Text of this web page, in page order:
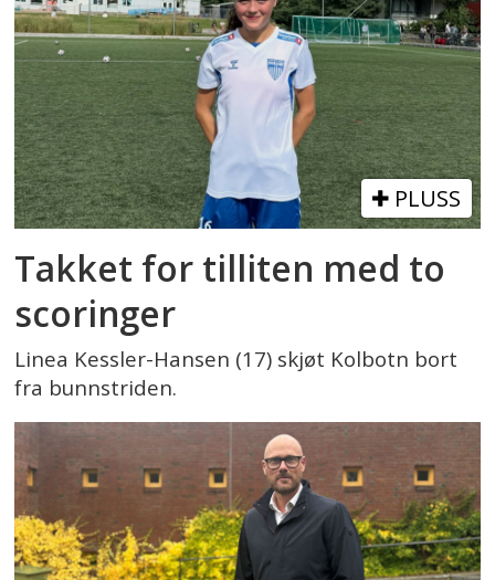
PLUSS
Takket for tilliten med to
scoringer
Linea Kessler-Hansen (17) skjøt Kolbotn bort
fra bunnstriden.